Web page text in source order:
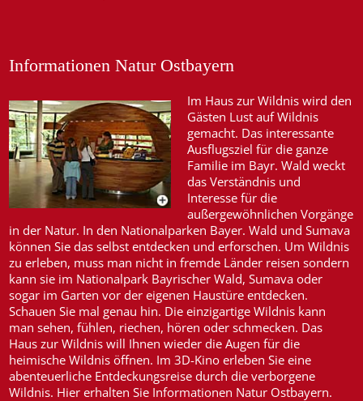
Informationen Natur Ostbayern
Im Haus zur Wildnis wird den
Gästen Lust auf Wildnis
gemacht. Das interessante
Ausflugsziel für die ganze
Familie im Bayr. Wald weckt
das Verständnis und
Interesse für die
außergewöhnlichen Vorgänge
in der Natur. In den Nationalparken Bayer. Wald und Sumava
können Sie das selbst entdecken und erforschen. Um Wildnis
zu erleben, muss man nicht in fremde Länder reisen sondern
kann sie im Nationalpark Bayrischer Wald, Sumava oder
sogar im Garten vor der eigenen Haustüre entdecken.
Schauen Sie mal genau hin. Die einzigartige Wildnis kann
man sehen, fühlen, riechen, hören oder schmecken. Das
Haus zur Wildnis will Ihnen wieder die Augen für die
heimische Wildnis öffnen. Im 3D-Kino erleben Sie eine
abenteuerliche Entdeckungsreise durch die verborgene
Wildnis. Hier erhalten Sie Informationen Natur Ostbayern.